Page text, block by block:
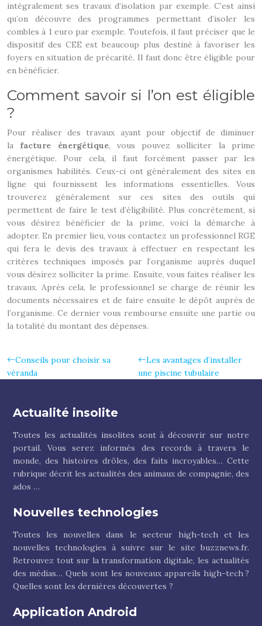
intégralement ses travaux d’isolation par exemple. C’est ainsi
qu’on découvre des programmes permettant d’isoler les
combles à 1 euro par exemple. Toutefois, il faut préciser que le
dispositif des CEE est beaucoup plus destiné à favoriser les
foyers en situation de précarité. Il faut donc être éligible pour
en bénéficier.
Comment savoir si l’on est éligible
?
Pour réaliser des travaux ayant pour objectif de diminuer
la facture énergétique, vous pouvez solliciter la prime
énergétique. Pour cela, il faut forcément passer par les
organismes habilités. Ceux-ci ont généralement des sites en
ligne qui fournissent les informations essentielles. Vous
trouverez généralement sur ces sites des outils qui
permettent de faire le test d’éligibilité. Plus concrètement, si
vous désirez bénéficier de la prime, voici la démarche à
adopter. En premier lieu, vous contactez un professionnel RGE
qui fera le devis des travaux à effectuer en respectant les
critères techniques imposés par l’organisme auprès duquel
vous désirez solliciter la prime. Ensuite, vous faites réaliser les
travaux. Après cela, le professionnel se charge de réunir les
documents nécessaires et de faire ensuite le dépôt auprès de
l’organisme. Ce dernier vous rembourse ensuite une partie ou
la totalité du montant des dépenses.
Conseils pour choisir sa
véranda
Les avantages d’installer
une piscine tubulaire
Actualité insolite
Toutes les actualités insolites sont à découvrir sur notre
portail. Vous serez informés des records à travers le
monde, des histoires drôles, des faits incroyables… Cette
rubrique décrit les actualités des animaux de compagnie, des
ados …
Nouvelles technologies
Toutes les nouvelles dans le secteur high-tech et les
nouvelles technologies à suivre sur le site buzznews.fr.
Retrouvez tout sur la transformation digitale, les actualités
des médias… Quels sont les nouveaux appareils high-tech ?
Quelles sont les dernières découvertes ?
Application Android